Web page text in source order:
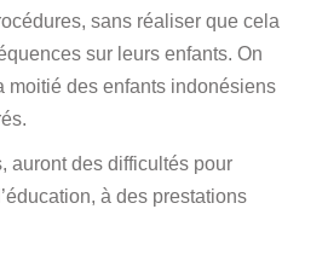
sans réaliser que cela
sur leurs enfants. On
moitié des enfants indonésiens
auront des difficultés pour
à des prestations